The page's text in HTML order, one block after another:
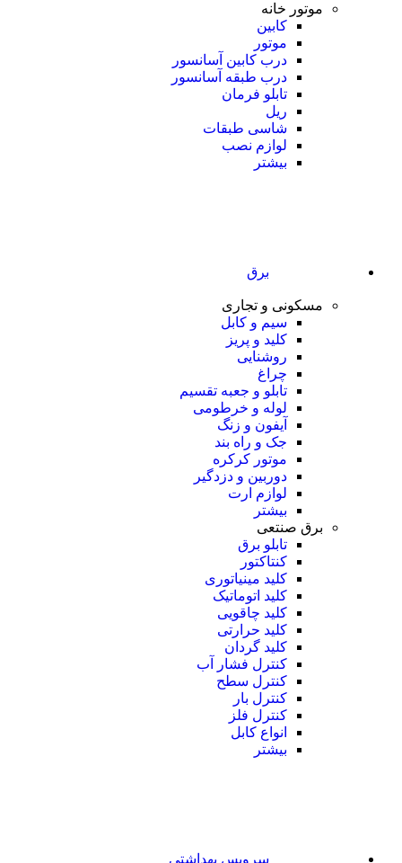
موتور خانه
کابین
موتور
درب کابین آسانسور
درب طبقه آسانسور
تابلو فرمان
ریل
شاسی طبقات
لوازم نصب
بیشتر
برق
مسکونی و تجاری
سیم و کابل
کلید و پریز
روشنایی
چراغ
تابلو و جعبه تقسیم
لوله و خرطومی
آیفون و زنگ
جک و راه بند
موتور کرکره
دوربین و دزدگیر
لوازم ارت
بیشتر
برق صنتعی
تابلو برق
کنتاکتور
کلید مینیاتوری
کلید اتوماتیک
کلید چاقویی
کلید حرارتی
کلید گردان
کنترل فشار آب
کنترل سطح
کنترل بار
کنترل فلز
انواع کابل
بیشتر
سرویس بهداشتی